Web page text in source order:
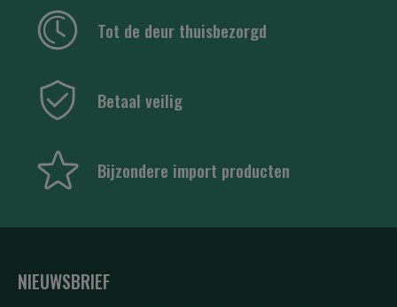
Tot de deur thuisbezorgd
Betaal veilig
Bijzondere import producten
NIEUWSBRIEF